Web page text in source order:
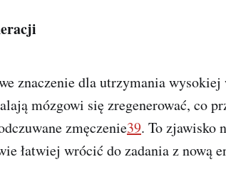
znaczenie dla utrzymania
mózgowi się zregenerować, co
zmęczenie39. To zjawisko
łatwiej wrócić do zadania z nową